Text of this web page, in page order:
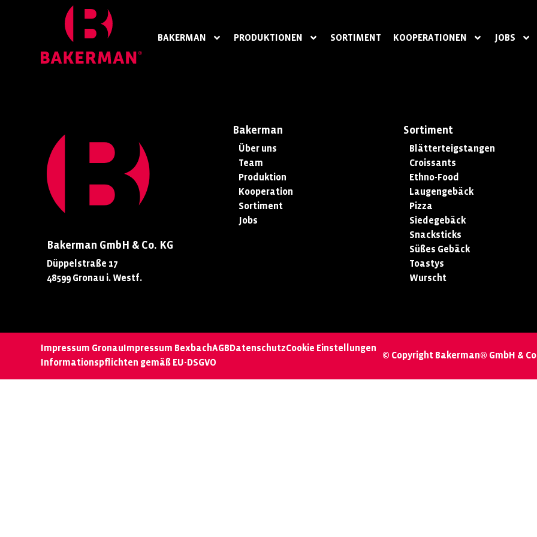
BAKERMAN PRODUKTIONEN SORTIMENT KOOPERATIONEN JOBS
Bakerman GmbH & Co. KG
Düppelstraße 17
48599 Gronau i. Westf.
Bakerman
Über uns
Team
Produktion
Kooperation
Sortiment
Jobs
Sortiment
Blätterteigstangen
Croissants
Ethno-Food
Laugengebäck
Pizza
Siedegebäck
Snacksticks
Süßes Gebäck
Toastys
Wurscht
Impressum GronauImpressum BexbachAGBDatenschutzCookie Einstellungen
Informationspflichten gemäß EU-DSGVO
© Copyright Bakerman® GmbH &